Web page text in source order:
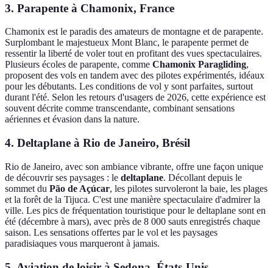
3. Parapente à Chamonix, France
Chamonix est le paradis des amateurs de montagne et de parapente.
Surplombant le majestueux Mont Blanc, le parapente permet de
ressentir la liberté de voler tout en profitant des vues spectaculaires.
Plusieurs écoles de parapente, comme Chamonix Paragliding,
proposent des vols en tandem avec des pilotes expérimentés, idéaux
pour les débutants. Les conditions de vol y sont parfaites, surtout
durant l'été. Selon les retours d'usagers de 2026, cette expérience est
souvent décrite comme transcendante, combinant sensations
aériennes et évasion dans la nature.
4. Deltaplane à Rio de Janeiro, Brésil
Rio de Janeiro, avec son ambiance vibrante, offre une façon unique
de découvrir ses paysages : le deltaplane. Décollant depuis le
sommet du Pão de Açúcar, les pilotes survoleront la baie, les plages
et la forêt de la Tijuca. C'est une manière spectaculaire d'admirer la
ville. Les pics de fréquentation touristique pour le deltaplane sont en
été (décembre à mars), avec près de 8 000 sauts enregistrés chaque
saison. Les sensations offertes par le vol et les paysages
paradisiaques vous marqueront à jamais.